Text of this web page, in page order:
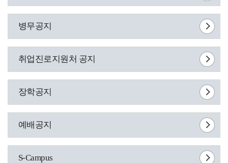
병무공지
취업진로지원처 공지
장학공지
예배공지
S-Campus